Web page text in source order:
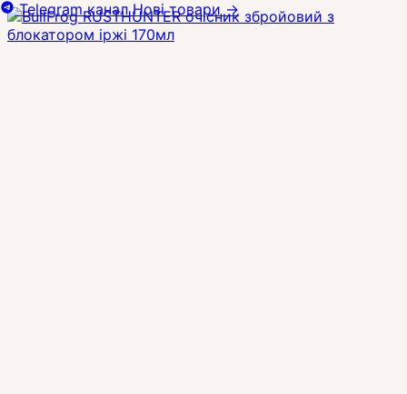
Telegram канал Нові товари→